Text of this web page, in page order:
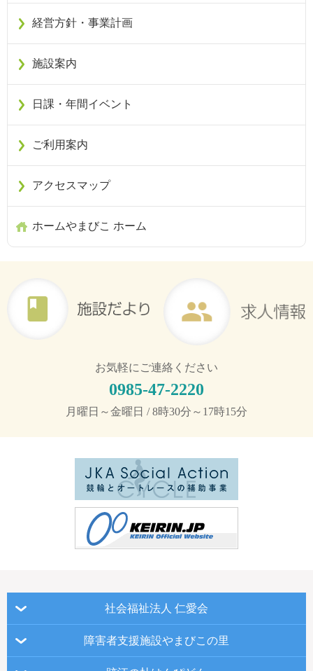
経営方針・事業計画
施設案内
日課・年間イベント
ご利用案内
アクセスマップ
ホームやまびこ ホーム
お気軽にご連絡ください
0985-47-2220
月曜日～金曜日 / 8時30分～17時15分
社会福祉法人 仁愛会
障害者支援施設やまびこの里